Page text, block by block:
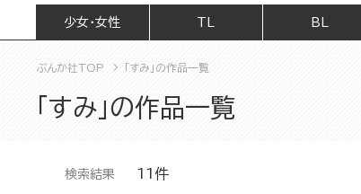
少女・女性 BL
ぶんか社TOP 「すみ」の作品一覧
「すみ」の作品一覧
検索結果 11件